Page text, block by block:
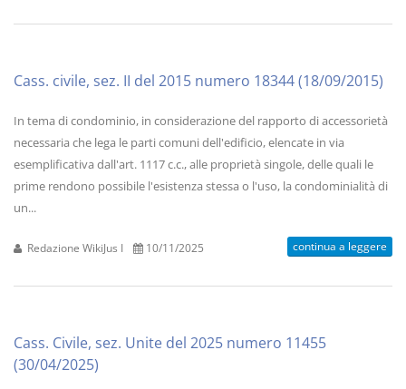
Cass. civile, sez. II del 2015 numero 18344 (18/09/2015)
In tema di condominio, in considerazione del rapporto di accessorietà
necessaria che lega le parti comuni dell'edificio, elencate in via
esemplificativa dall'art. 1117 c.c., alle proprietà singole, delle quali le
prime rendono possibile l'esistenza stessa o l'uso, la condominialità di
un...
Redazione WikiJus I 10/11/2025 continua a leggere
Cass. Civile, sez. Unite del 2025 numero 11455
(30/04/2025)